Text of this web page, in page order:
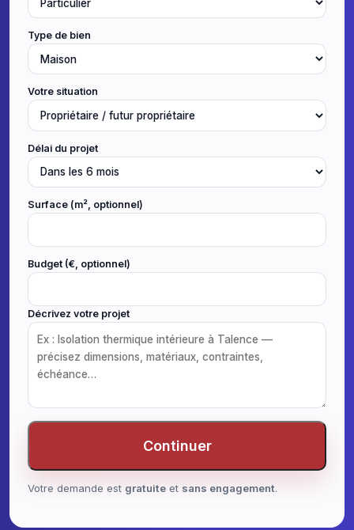
Type de bien
Votre situation
Délai du projet
Surface (m², optionnel)
Budget (€, optionnel)
Décrivez votre projet
Continuer
Votre demande est gratuite et sans engagement.